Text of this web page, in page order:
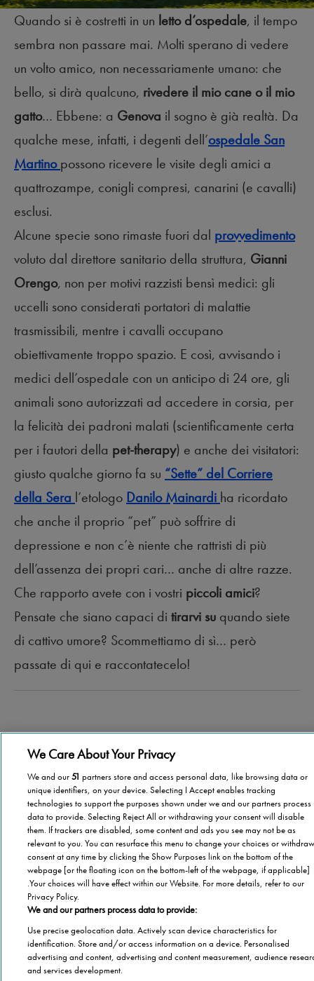
Quando si è costretti in un letto d’ospedale, il tempo
sembra non passare mai. Molti sperano di vedere
un volto amico, non necessariamente umano: che
bello, si dirà qualcuno, rivedere il mio cane o il mio
gatto… Ebbene: a Genova il sogno è già realtà. Da
qualche mese, infatti, i degenti dell’ospedale San
Martino possono ricevere le visite degli amici a
quattrozampe, conigli compresi, canarini (e cavalli)
esclusi.
Alcune specie sono rimaste fuori dal provvedimento
voluto dal direttore sanitario della struttura, Gianni
Orengo, non per motivi razzisti bensì medici: gli
uccelli sono considerati portatori di malattie
trasmissibili, mentre i cavalli occupano
obiettivamente troppo spazio. E così, avvisando i
medici dell’ospedale con un anticipo di 24 ore, gli
animali sono autorizzati ad accedere in corsia, per
la felicità dei padroni malati (scientificamente certa
per i fautori della pet-therapy) e anche dei visitatori:
giusto qualche giorno fa su “Sette” del Corriere
della Sera l’etologo Danilo Mainardi ha ricordato
che anche il proprio “pet” può soffrire di
depressione e non c’è niente che rattristi di più
dell’assenza dei propri cari… anche di altre razze.
Che rapporto avete con i vostri piccoli amici?
Pensate che siano capaci di tirarvi su quando siete
di cattivo umore? Scommettiamo di sì… però
passate di qui e raccontatecelo!
Categorie
Salute
Agevolazioni
Casa
Informazioni Tecnica
Cookie Policy
Altre informazioni
We Care About Your Privacy
We and our51 partners store and access personal data, like browsing data or
unique identifiers, on your device. Selecting I Accept enables tracking
technologies to support the purposes shown under we and our partners process
data to provide. Selecting Reject All or withdrawing your consent will disable
them. If trackers are disabled, some content and ads you see may not be as
relevant to you. You can resurface this menu to change your choices or
consent at any time by clicking the Show Purposes link on the bottom of the
webpage [or the floating icon on the bottom-left of the webpage, if applicable]
.Your choices will have effect within our Website. For more details, refer to our
Privacy Policy.
We and our partners process data to provide:
Use precise geolocation data. Actively scan device characteristics for
identification. Store and/or access information on a device. Personalised
advertising and content, advertising and content measurement, audience
and services development.